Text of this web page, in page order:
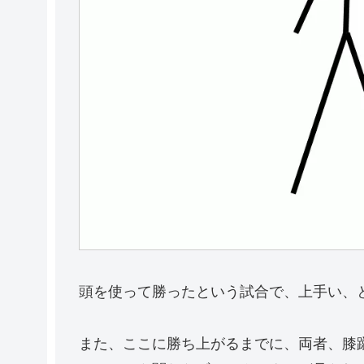
頭を使って勝ったという試合で、上手い
また、ここに勝ち上がるまでに、両者、